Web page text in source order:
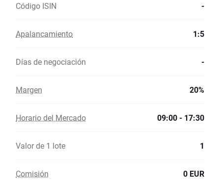
Código ISIN -
Apalancamiento 1:5
Días de negociación -
Margen 20%
Horario del Mercado 09:00 - 17:30
Valor de 1 lote 1
Comisión 0 EUR